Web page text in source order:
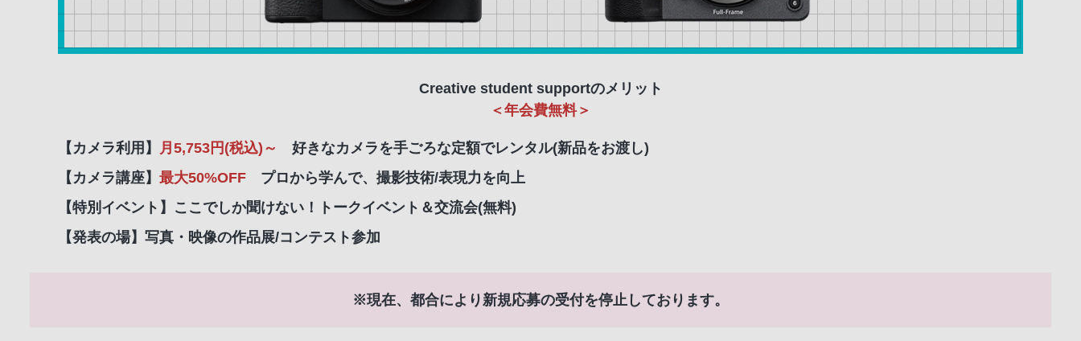
Creative student supportのメリット
＜年会費無料＞
【カメラ利用】 月5,753円(税込)～
好きなカメラを手ごろな定額でレンタル(新品をお渡し)
【カメラ講座】 最大50%OFF
プロから学んで、撮影技術/表現力を向上
【特別イベント】 ここでしか聞けない！トークイベント＆交流会(無料)
【発表の場】 写真・映像の作品展/コンテスト参加
※現在、都合により新規応募の受付を停止しております。